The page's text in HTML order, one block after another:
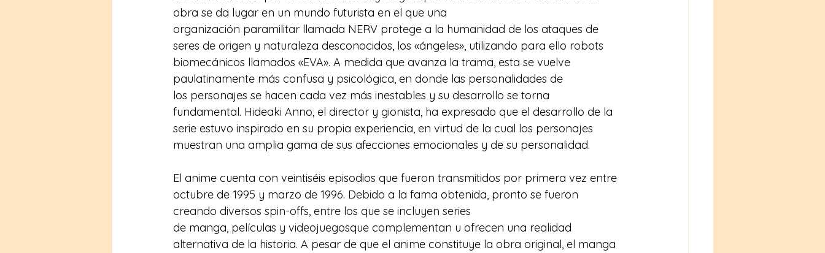
obra se da lugar en un mundo futurista en el que una
organización paramilitar llamada NERV protege a la humanidad de los ataques de
seres de origen y naturaleza desconocidos, los «ángeles», utilizando para ello robots
biomecánicos llamados «EVA». A medida que avanza la trama, esta se vuelve
paulatinamente más confusa y psicológica, en donde las personalidades de
los personajes se hacen cada vez más inestables y su desarrollo se torna
fundamental. Hideaki Anno, el director y gionista, ha expresado que el desarrollo de la
serie estuvo inspirado en su propia experiencia, en virtud de la cual los personajes
muestran una amplia gama de sus afecciones emocionales y de su personalidad.
El anime cuenta con veintiséis episodios que fueron transmitidos por primera vez entre
octubre de 1995 y marzo de 1996. Debido a la fama obtenida, pronto se fueron
creando diversos spin-offs, entre los que se incluyen series
de manga, películas y videojuegosque complementan u ofrecen una realidad
alternativa de la historia. A pesar de que el anime constituye la obra original, el manga